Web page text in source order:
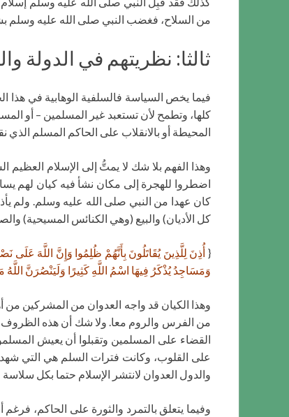
من السلاح، فغضب النبي صلى الله عليه وسلم
ثالثا: نظريتهم في الدولة
فيما يخص السياسة فالسلفية الوهابية في هذا
كلها، وتطمح لأن تستعبد غير المسلمين – أو
المحيطة أو بالانقلاب على الحاكم المسلم
وهذا الفهم بلا شك لا يمتُّ إلى الإسلام
اضطروا للهجرة إلى مكان نشأ فيه كيان لهم
كان عهدا من النبي صلى الله عليه وسلم. ولم
كل الأديان) والبيع (وهي الكنائس المسيحية)
{ أُذِنَ لِلَّذِينَ يُقَاتَلُونَ بِأَنَّهُمْ ظُلِمُوا وَإِنَّ اللَّهَ عَلَى
وَمَسَاجِدُ يُذْكَرُ فِيهَا اسْمُ اللَّهِ كَثِيرًا وَلَيَنْصُرَنَّ
وهذا الكيان قد واجه العدوان من المشركين
من الفرس والروم معا. ولا شك أن هذه الظروف
القضاء على المسلمين وتقبلوا أن يعيش
على القلوب، وكانت فترات السلم هي التي شهدت
والدول العدوان لانتشر الإسلام حتما بكل
وفيما يتعلق بالتمرد والثورة على الحاكم،